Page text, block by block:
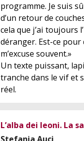
programme. Je suis
d’un retour de
cela que j’ai toujours
déranger. Est-ce pour
m’excuse souvent.»
Un texte puissant,
tranche dans le vif et
réel.
L’alba dei leoni. La